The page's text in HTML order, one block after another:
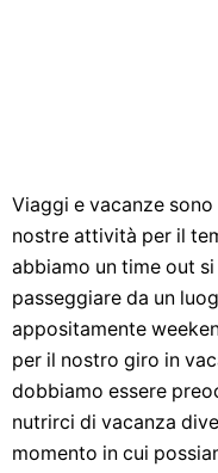
Viaggi e vacanze
nostre attività per il
abbiamo un time out
passeggiare da un
appositamente
per il nostro giro in
dobbiamo essere
nutrirci di vacanza
momento in cui